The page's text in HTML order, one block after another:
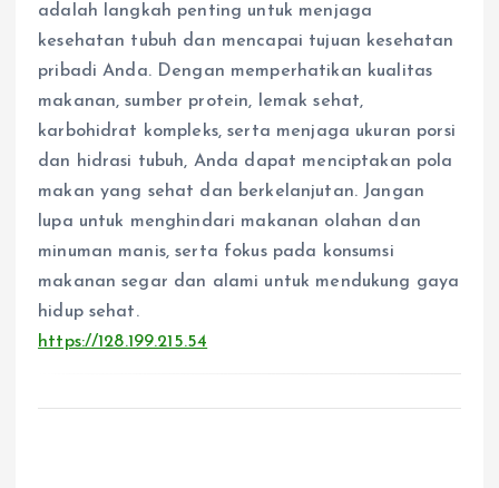
adalah langkah penting untuk menjaga
kesehatan tubuh dan mencapai tujuan kesehatan
pribadi Anda. Dengan memperhatikan kualitas
makanan, sumber protein, lemak sehat,
karbohidrat kompleks, serta menjaga ukuran porsi
dan hidrasi tubuh, Anda dapat menciptakan pola
makan yang sehat dan berkelanjutan. Jangan
lupa untuk menghindari makanan olahan dan
minuman manis, serta fokus pada konsumsi
makanan segar dan alami untuk mendukung gaya
hidup sehat.
https://128.199.215.54